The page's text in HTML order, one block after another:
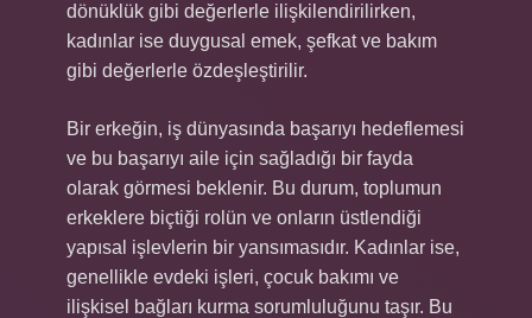
dönüklük gibi değerlerle ilişkilendirilirken,
kadınlar ise duygusal emek, şefkat ve bakım
gibi değerlerle özdeşleştirilir.
Bir erkeğin, iş dünyasında başarıyı hedeflemesi
ve bu başarıyı aile için sağladığı bir fayda
olarak görmesi beklenir. Bu durum, toplumun
erkeklere biçtiği rolün ve onların üstlendiği
yapısal işlevlerin bir yansımasıdır. Kadınlar ise,
genellikle evdeki işleri, çocuk bakımı ve
ilişkisel bağları kurma sorumluluğunu taşır. Bu